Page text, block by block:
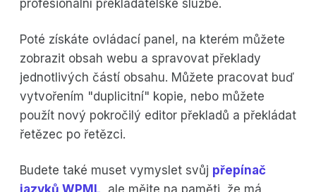
profesionální překladatelské službě.
Poté získáte ovládací panel, na kterém můžete
zobrazit obsah webu a spravovat překlady
jednotlivých částí obsahu. Můžete pracovat buď
vytvořením "duplicitní" kopie, nebo můžete
použít nový pokročilý editor překladů a překládat
řetězec po řetězci.
Budete také muset vymyslet svůj přepínač